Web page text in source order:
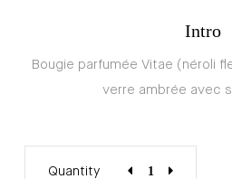
Intro
Bougie parfumée Vitae (néroli
verre ambrée avec
Quantity